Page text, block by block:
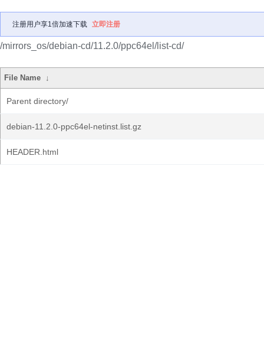
注册用户享1倍加速下载 立即注册
/mirrors_os/debian-cd/11.2.0/ppc64el/list-cd/
File Name ↓
Parent directory/
debian-11.2.0-ppc64el-netinst.list.gz
HEADER.html